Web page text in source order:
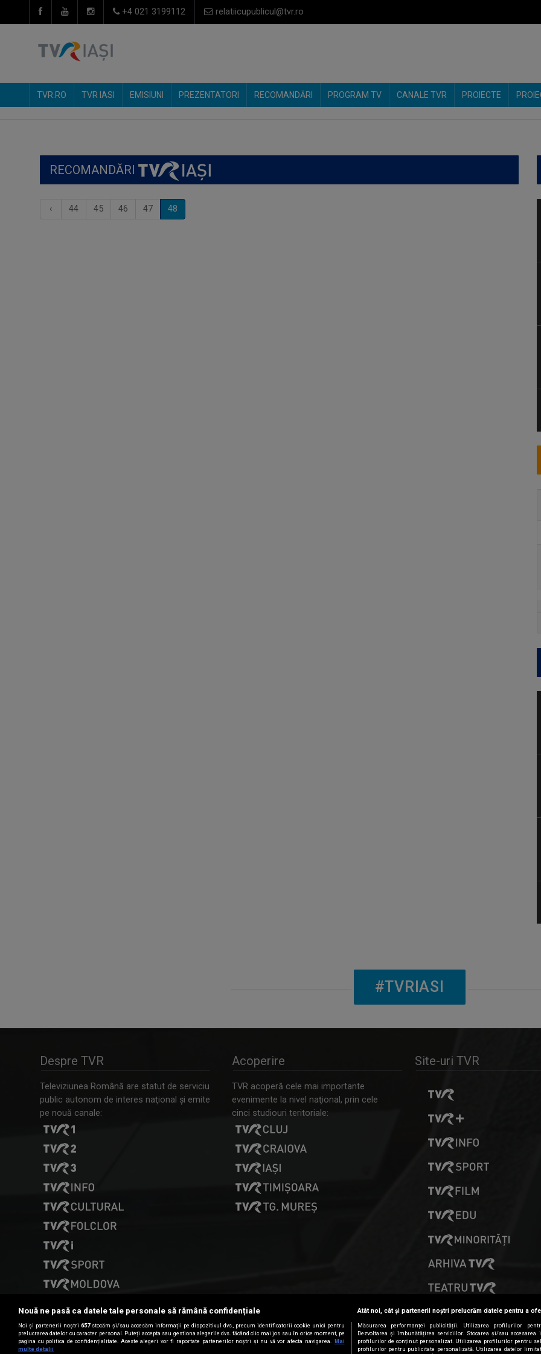
+4 021 3199112 relatiicupublicul@tvr.ro
TVR.RO TVR IASI EMISIUNI PREZENTATORI RECOMANDĂRI PROGRAM TV CANALE TVR PROIECTE
RECOMANDĂRI
‹ 44 45 46 47 48
#TVRIASI
Despre TVR
Televiziunea Română are statut de serviciu
public autonom de interes naţional şi emite
pe nouă canale:
Acoperire
TVR acoperă cele mai importante
evenimente la nivel naţional, prin cele
cinci studiouri teritoriale:
Site-uri TVR
PRESELECȚII
Date de contact
Nouă ne pasă ca datele tale personale să rămână confidențiale
Noi și partenerii noștri 657stocăm și/sau accesăm informații pe dispozitivul dvs., precum identificatorii cookie unici pentru
prelucrarea datelor cu caracter personal. Puteți accepta sau gestiona alegerile dvs. făcând clic mai jos sau în orice moment, pe
pagina cu politica de confidențialitate. Aceste alegeri vor fi raportate partenerilor noștri și nu vă vor afecta navigarea.
Mai
multe detalii
Atât noi, cât și partenerii noștri prelucrăm datele pentru a
Măsurarea performanței publicității. Utilizarea profilurilor
Dezvoltarea și îmbunătățirea serviciilor. Stocarea și/sau
profilurilor de conținut personalizat. Utilizarea profilurilor pentru
profilurilor pentru publicitate personalizată. Utilizarea datelor